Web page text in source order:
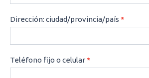
Dirección: ciudad/provincia/país *
Teléfono fijo o celular*